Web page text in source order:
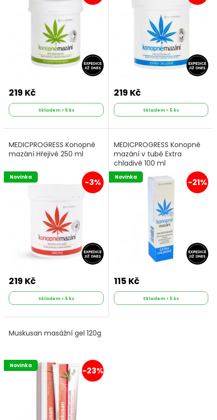
219 Kč
Skladem > 5 ks
219 Kč
Skladem > 5 ks
MEDICPROGRESS Konopné
mazání Hřejivé 250 ml
-3%
Novinka
219 Kč
Skladem > 5 ks
MEDICPROGRESS Konopné
mazání v tubě Extra
chladivé 100 ml
-21%
Novinka
115 Kč
Skladem > 5 ks
Muskusan masážní gel 120g
-23%
Novinka